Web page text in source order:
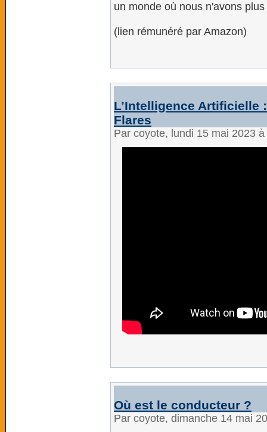
un monde où nous n'avons
(lien rémunéré par Amazon)
L’Intelligence Artificielle
Flares
Par coyote, lundi 15 mai 2023
Où est le conducteur ?
Par coyote, dimanche 14 mai